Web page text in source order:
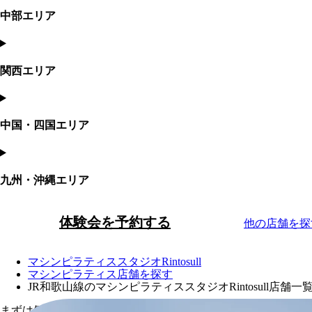
中部エリア
関西エリア
中国・四国エリア
九州・沖縄エリア
体験会を予約する 他の店舗を
マシンピラティススタジオRintosull
マシンピラティス店舗を探す
JR和歌山線のマシンピラティススタジオRintosull店舗一